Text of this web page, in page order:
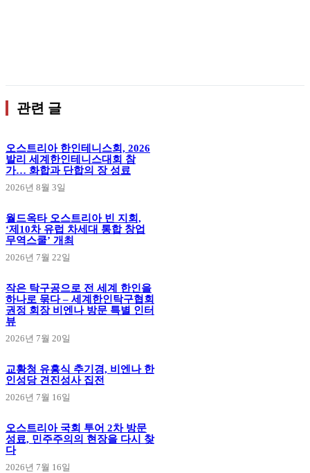
관련 글
오스트리아 한인테니스회, 2026
발리 세계한인테니스대회 참
가… 화합과 단합의 장 성료
2026년 8월 3일
월드옥타 오스트리아 빈 지회,
‘제10차 유럽 차세대 통합 창업
무역스쿨’ 개최
2026년 7월 22일
작은 탁구공으로 전 세계 한인을
하나로 묶다 – 세계한인탁구협회
권정 회장 비엔나 방문 특별 인터
뷰
2026년 7월 20일
교황청 유흥식 추기경, 비엔나 한
인성당 견진성사 집전
2026년 7월 16일
오스트리아 국회 투어 2차 방문
성료, 민주주의의 현장을 다시 찾
다
2026년 7월 16일